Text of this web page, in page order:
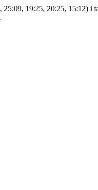
19:25, 20:25, 15:12) i